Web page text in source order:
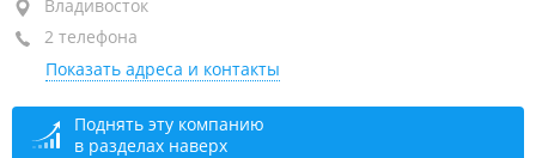
Владивосток
+7 (423) 258-53-85
+7 908 448-53-85
сегодня закрыто
Владивосток
2 телефона
Показать адреса и контакты
Поднять эту компанию
в разделах наверх